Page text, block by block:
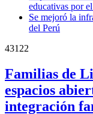
educativas por
Se mejoró la
del Perú
43122
Familias de
espacios
integración